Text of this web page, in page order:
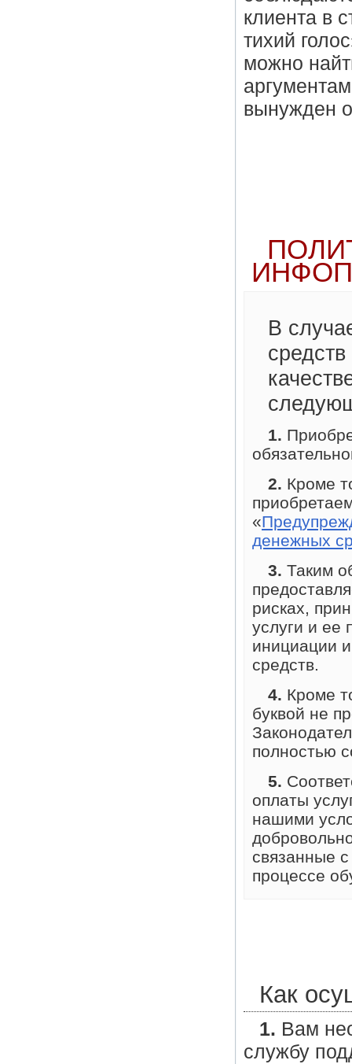
клиента в
тихий
можно
вынужден
В
1.
2. Кроме
«
денежных
3. Таким
рисках,
услуги и ее
инициации
средств.
4. Кроме
буквой не
полностью
5.
оплаты
нашими
связанные
процессе
Как
1. Вам
службу